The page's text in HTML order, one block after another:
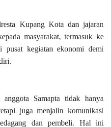
Kupang Kota dan jajaran
masyarakat, termasuk ke
pusat kegiatan ekonomi demi
anggota Samapta tidak hanya
juga menjalin komunikasi
dan pembeli. Hal ini